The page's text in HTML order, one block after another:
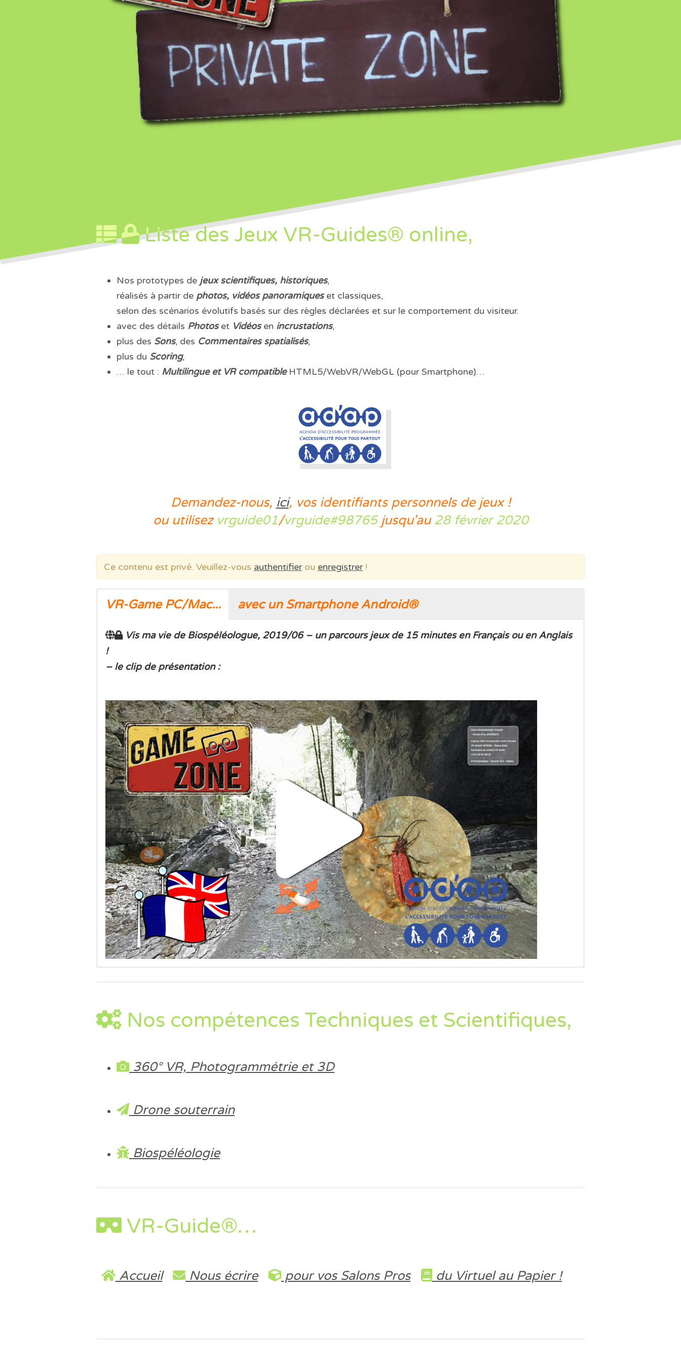
Liste des Jeux VR-Guides® online,
Nos prototypes de jeux scientifiques, historiques,
réalisés à partir de photos, vidéos panoramiqueset classiques,
selon des scénarios évolutifs basés sur des règles déclarées et sur le comportement du visiteur.
avec des détails Photoset Vidéosen incrustations,
plus des Sons, des Commentaires spatialisés,
plus du Scoring,
… le tout : Multilingue et VR compatibleHTML5/WebVR/WebGL (pour Smartphone)…
Demandez-nous, ici, vos identifiants personnels de jeux !
ou utilisez vrguide01/vrguide#98765 jusqu’au28 février 2020
Ce contenu est privé. Veuillez-vous authentifierou enregistrer!
VR-Game PC/Mac... avec un Smartphone Android®
Vis ma vie de Biospéléologue, 2019/06 – un parcours jeux de 15 minutes en Français ou en Anglais
!
– le clip de présentation :
Nos compétences Techniques et Scientifiques,
360° VR, Photogrammétrie et 3D
Drone souterrain
Biospéléologie
VR-Guide®…
Accueil Nous écrire pour vos Salons Pros du Virtuel au Papier !